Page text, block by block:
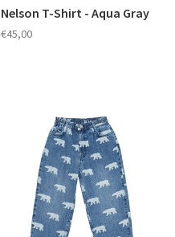
Nelson T-Shirt - Aqua Gray
€45,00